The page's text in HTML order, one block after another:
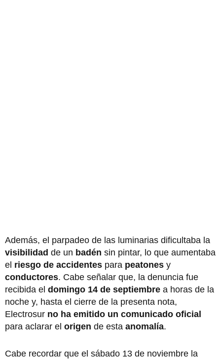
Además, el parpadeo de las luminarias dificultaba la
visibilidad de un badén sin pintar, lo que aumentaba
el riesgo de accidentes para peatones y
conductores. Cabe señalar que, la denuncia fue
recibida el domingo 14 de septiembre a horas de la
noche y, hasta el cierre de la presenta nota,
Electrosur no ha emitido un comunicado oficial
para aclarar el origen de esta anomalía.
Cabe recordar que el sábado 13 de noviembre la